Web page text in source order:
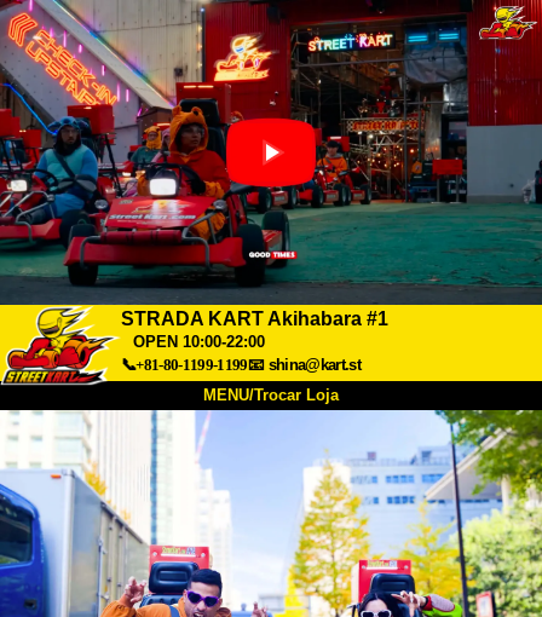
STRADA KART Akihabara #1
OPEN 10:00-22:00
📞+81-80-1199-1199📧 shina@kart.st
MENU/Trocar Loja
Sobre Especificações Preços
Acesso Opiniões FAQ
Empresa Reserva
Trocar Loja